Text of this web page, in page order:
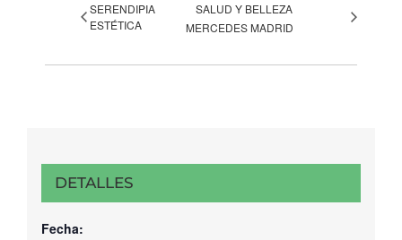
SERENDIPIA
ESTÉTICA
SALUD Y BELLEZA
MERCEDES MADRID
DETALLES
Fecha: